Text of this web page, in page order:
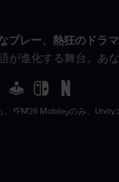
プレー、熱狂のドラ
語が進化する舞台。
『FM26 Mobile』のみ、